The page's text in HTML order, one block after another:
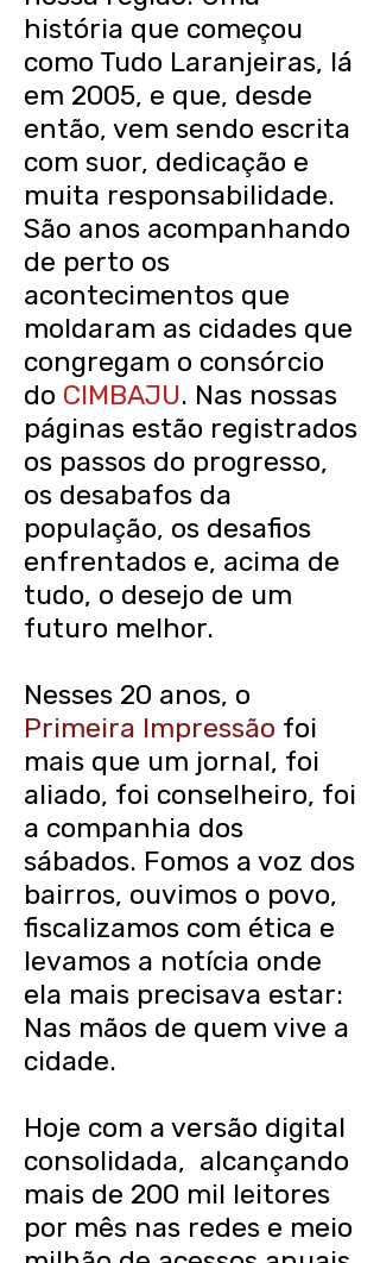
história que começou
como Tudo Laranjeiras, lá
em 2005, e que, desde
então, vem sendo escrita
com suor, dedicação e
muita responsabilidade.
São anos acompanhando
de perto os
acontecimentos que
moldaram as cidades que
congregam o consórcio
do CIMBAJU. Nas nossas
páginas estão registrados
os passos do progresso,
os desabafos da
população, os desafios
enfrentados e, acima de
tudo, o desejo de um
futuro melhor.
Nesses 20 anos, o
Primeira Impressão foi
mais que um jornal, foi
aliado, foi conselheiro, foi
a companhia dos
sábados. Fomos a voz dos
bairros, ouvimos o povo,
fiscalizamos com ética e
levamos a notícia onde
ela mais precisava estar:
Nas mãos de quem vive a
cidade.
Hoje com a versão digital
consolidada, alcançando
mais de 200 mil leitores
por mês nas redes e meio